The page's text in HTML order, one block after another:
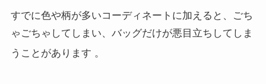
すでに色や柄が多いコーディネートに加えると、ごち
ゃごちゃしてしまい、バッグだけが悪目立ちしてしま
うことがあります 。